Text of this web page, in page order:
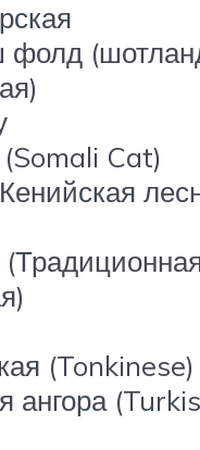
фолд
Cat)
(Tonkinese)
ангора